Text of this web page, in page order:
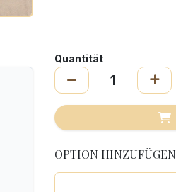
Quantität
OPTION HINZUFÜGEN